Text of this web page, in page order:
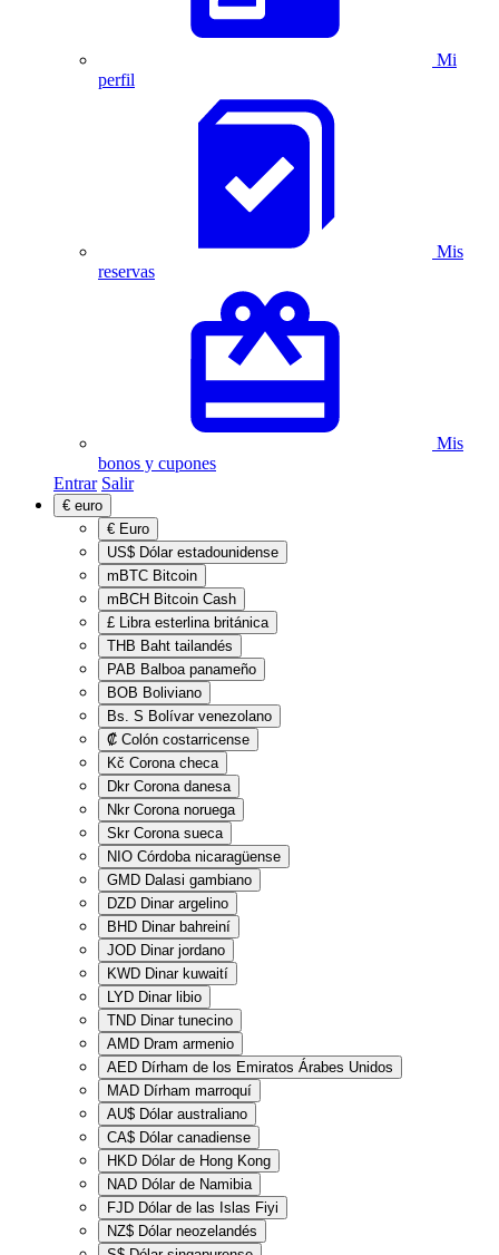
Mi
perfil
Mis
reservas
Mis
bonos y cupones
Entrar Salir
€ euro
€ Euro
US$ Dólar estadounidense
mBTC Bitcoin
mBCH Bitcoin Cash
£ Libra esterlina británica
THB Baht tailandés
PAB Balboa panameño
BOB Boliviano
Bs. S Bolívar venezolano
₡ Colón costarricense
Kč Corona checa
Dkr Corona danesa
Nkr Corona noruega
Skr Corona sueca
NIO Córdoba nicaragüense
GMD Dalasi gambiano
DZD Dinar argelino
BHD Dinar bahreiní
JOD Dinar jordano
KWD Dinar kuwaití
LYD Dinar libio
TND Dinar tunecino
AMD Dram armenio
AED Dírham de los Emiratos Árabes Unidos
MAD Dírham marroquí
AU$ Dólar australiano
CA$ Dólar canadiense
HKD Dólar de Hong Kong
NAD Dólar de Namibia
FJD Dólar de las Islas Fiyi
NZ$ Dólar neozelandés